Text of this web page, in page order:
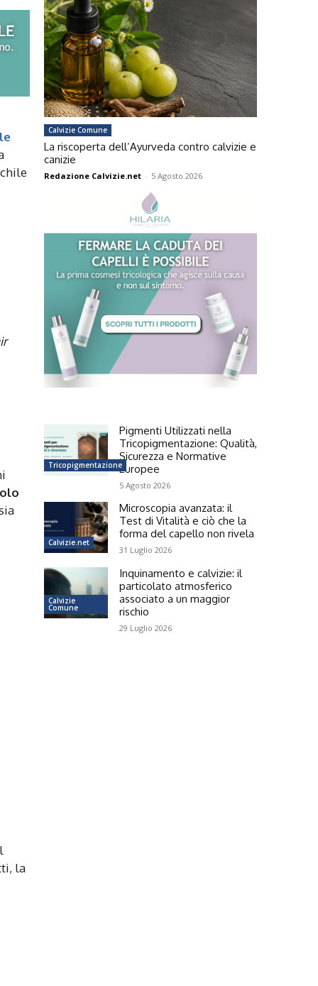
la
Calvizie Comune
La riscoperta dell’Ayurveda contro calvizie e
canizie
Redazione Calvizie.net - 5 Agosto 2026
Tricopigmentazione
Pigmenti Utilizzati nella
Tricopigmentazione: Qualità,
Sicurezza e Normative
Europee
5 Agosto 2026
Calvizie.net
Microscopia avanzata: il
Test di Vitalità e ciò che la
forma del capello non rivela
31 Luglio 2026
Calvizie
Comune
Inquinamento e calvizie: il
particolato atmosferico
associato a un maggior
rischio
29 Luglio 2026